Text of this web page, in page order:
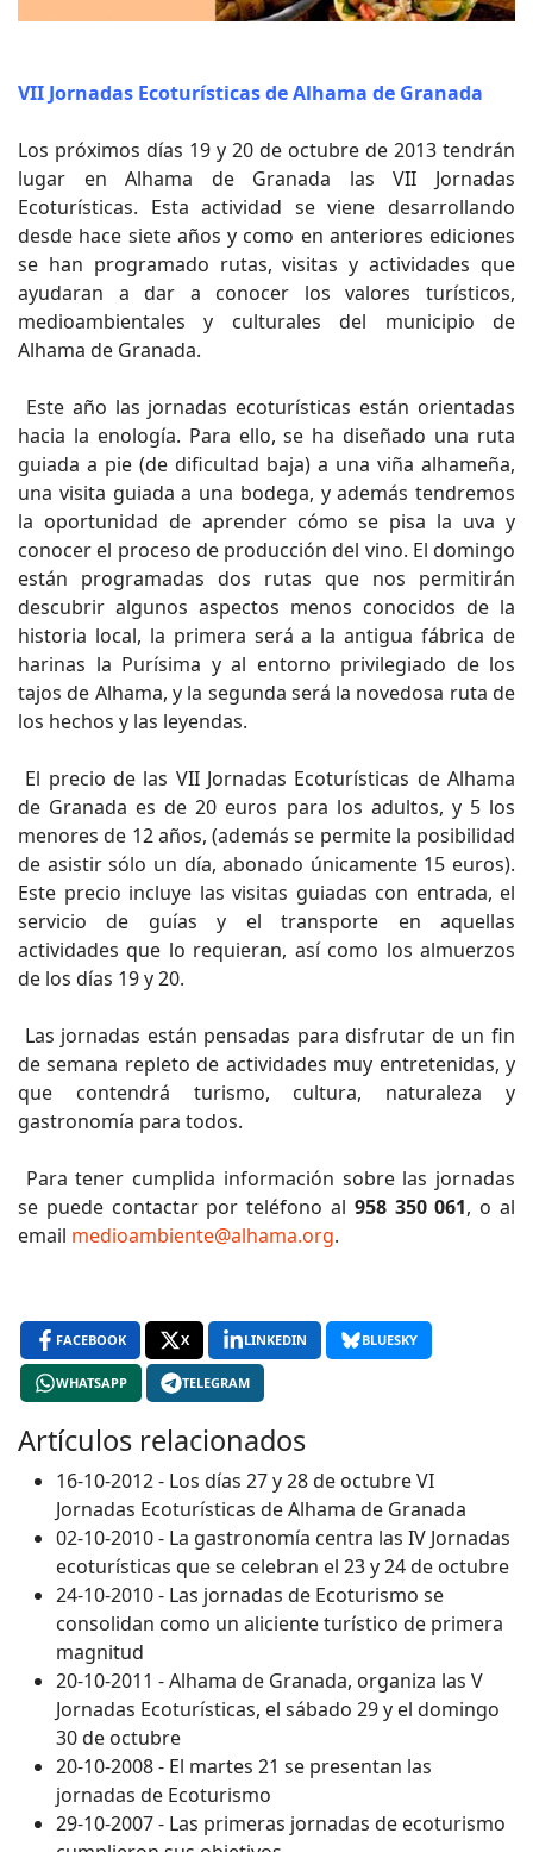
VII Jornadas Ecoturísticas de Alhama de Granada
Los próximos días 19 y 20 de octubre de 2013 tendrán
lugar en Alhama de Granada las VII Jornadas
Ecoturísticas. Esta actividad se viene desarrollando
desde hace siete años y como en anteriores ediciones
se han programado rutas, visitas y actividades que
ayudaran a dar a conocer los valores turísticos,
medioambientales y culturales del municipio de
Alhama de Granada.
Este año las jornadas ecoturísticas están orientadas
hacia la enología. Para ello, se ha diseñado una ruta
guiada a pie (de dificultad baja) a una viña alhameña,
una visita guiada a una bodega, y además tendremos
la oportunidad de aprender cómo se pisa la uva y
conocer el proceso de producción del vino. El domingo
están programadas dos rutas que nos permitirán
descubrir algunos aspectos menos conocidos de la
historia local, la primera será a la antigua fábrica de
harinas la Purísima y al entorno privilegiado de los
tajos de Alhama, y la segunda será la novedosa ruta de
los hechos y las leyendas.
El precio de las VII Jornadas Ecoturísticas de Alhama
de Granada es de 20 euros para los adultos, y 5 los
menores de 12 años, (además se permite la posibilidad
de asistir sólo un día, abonado únicamente 15 euros).
Este precio incluye las visitas guiadas con entrada, el
servicio de guías y el transporte en aquellas
actividades que lo requieran, así como los almuerzos
de los días 19 y 20.
Las jornadas están pensadas para disfrutar de un fin
de semana repleto de actividades muy entretenidas, y
que contendrá turismo, cultura, naturaleza y
gastronomía para todos.
Para tener cumplida información sobre las jornadas
se puede contactar por teléfono al 958 350 061, o al
email medioambiente@alhama.org.
FACEBOOK X LINKEDIN BLUESKY
WHATSAPP TELEGRAM
Artículos relacionados
16-10-2012 - Los días 27 y 28 de octubre VI
Jornadas Ecoturísticas de Alhama de Granada
02-10-2010 - La gastronomía centra las IV Jornadas
ecoturísticas que se celebran el 23 y 24 de octubre
24-10-2010 - Las jornadas de Ecoturismo se
consolidan como un aliciente turístico de primera
magnitud
20-10-2011 - Alhama de Granada, organiza las V
Jornadas Ecoturísticas, el sábado 29 y el domingo
30 de octubre
20-10-2008 - El martes 21 se presentan las
jornadas de Ecoturismo
29-10-2007 - Las primeras jornadas de ecoturismo